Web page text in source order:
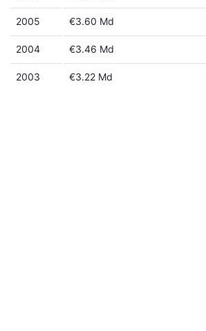
2005 €3.60 Md
2004 €3.46 Md
2003 €3.22 Md